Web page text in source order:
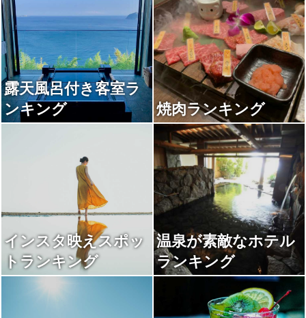
露天風呂付き客室ラ
ンキング
焼肉ランキング
インスタ映えスポッ
トランキング
温泉が素敵なホテル
ランキング